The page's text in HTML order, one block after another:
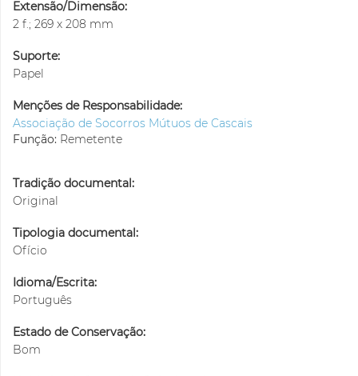
Extensão/Dimensão:
2 f.; 269 x 208 mm
Suporte:
Papel
Menções de Responsabilidade:
Associação de Socorros Mútuos de Cascais
Função: Remetente
Tradição documental:
Original
Tipologia documental:
Ofício
Idioma/Escrita:
Português
Estado de Conservação:
Bom